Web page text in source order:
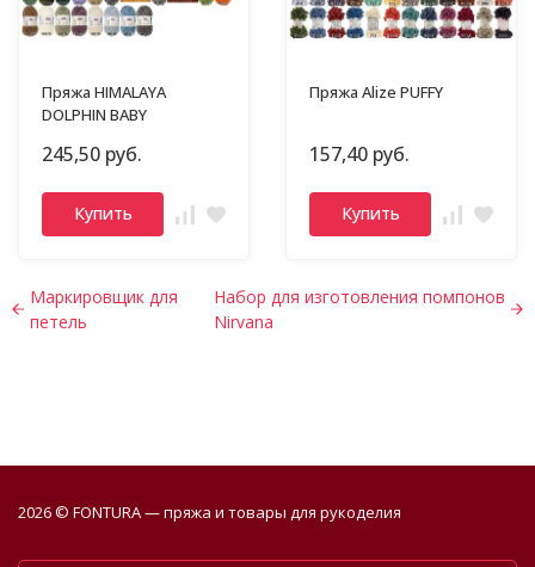
Пряжа HIMALAYA
DOLPHIN BABY
245,50 руб.
Купить
Пряжа Alize PUFFY
157,40 руб.
Купить
Маркировщик для
петель
Набор для изготовления помпонов
Nirvana
2026 © FONTURA — пряжа и товары для рукоделия